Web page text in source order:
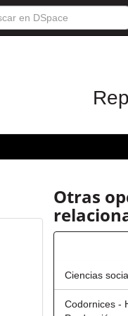
Otras
Ciencias
Codornices -